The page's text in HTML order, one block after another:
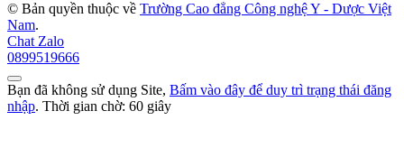
© Bản quyền thuộc về Trường Cao đẳng Công nghệ Y - Dược Việt
Nam.
Chat Zalo
0899519666
Bạn đã không sử dụng Site, Bấm vào đây để duy trì trạng thái đăng
nhập. Thời gian chờ: 60 giây